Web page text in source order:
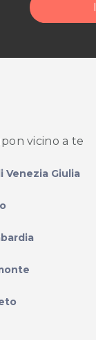
vicino a te
Venezia Giulia